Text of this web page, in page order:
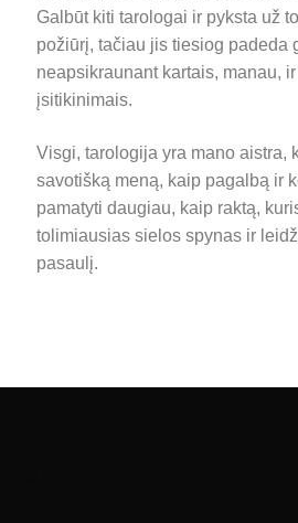
Galbūt kiti tarologai ir pyksta už
požiūrį, tačiau jis tiesiog padeda
neapsikraunant kartais, manau,
įsitikinimais.
Visgi, tarologija yra mano aistra,
savotišką meną, kaip pagalbą ir
pamatyti daugiau, kaip raktą,
tolimiausias sielos spynas ir
pasaulį.